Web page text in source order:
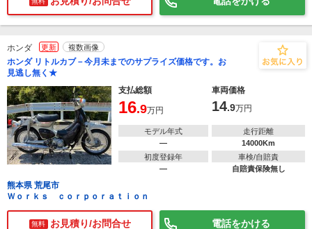
ホンダ 更新 複数画像
ホンダ リトルカブ－今月未までのサプライズ価格です。お
見逃し無く★
支払総額
車両価格
16.9万円 14.9万円
モデル年式
―
走行距離
14000Km
初度登録年
―
車検/自賠責
自賠責保険無し
熊本県 荒尾市
Ｗｏｒｋｓ ｃｏｒｐｏｒａｔｉｏｎ
無料 お見積り/お問合せ 電話をかける